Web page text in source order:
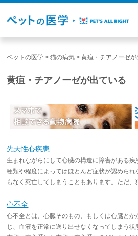
ペットの医学 >猫の病気 >黄疸・チアノーゼが
黄疸・チアノーゼが出ている
先天性心疾患
生まれながらにして心臓の構造に障害がある
種類や程度によってはほとんど症状が認められ
もなく死亡してしまうこともあります。ただ、
心不全
心不全とは、心臓そのもの、もしくは心臓と
じ、血液を正常に送り出せなくなってしまう